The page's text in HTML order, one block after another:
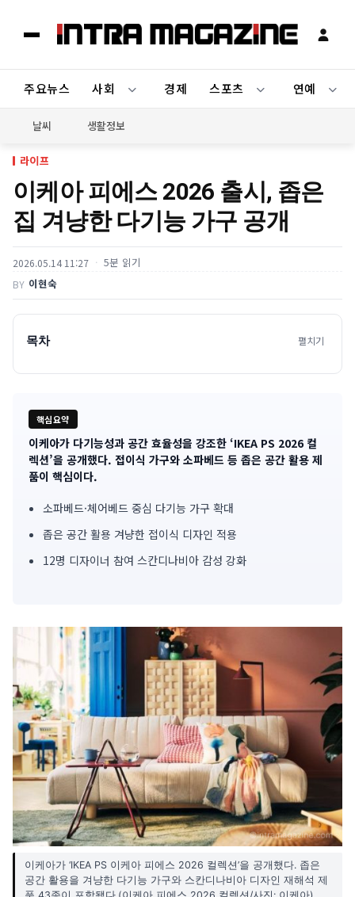
주요뉴스 사회 경제 스포츠 연예
날씨 생활정보
라이프
이케아 피에스 2026 출시, 좁은
집 겨냥한 다기능 가구 공개
2026.05.14 11:27 5분 읽기
BY 이현숙
목차 펼치기
핵심요약
기
사
핵
심
이케아가 다기능성과 공간 효율성을 강조한 ‘IKEA PS 2026 컬
렉션’을 공개했다. 접이식 가구와 소파베드 등 좁은 공간 활용 제
품이 핵심이다.
소파베드·체어베드 중심 다기능 가구 확대
좁은 공간 활용 겨냥한 접이식 디자인 적용
12명 디자이너 참여 스칸디나비아 감성 강화
이케아가 ‘IKEA PS 이케아 피에스 2026 컬렉션’을 공개했다. 좁은
공간 활용을 겨냥한 다기능 가구와 스칸디나비아 디자인 재해석 제